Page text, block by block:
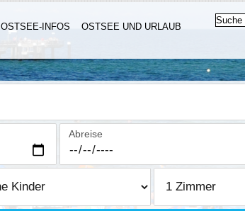
OSTSEE-INFOS
OSTSEE UND URLAUB
Abreise